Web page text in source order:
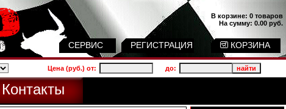
В корзине: 0 товаров
На сумму: 0.00 руб.
СЕРВИС РЕГИСТРАЦИЯ КОРЗИНА
Цена (руб.) от: до:
Контакты